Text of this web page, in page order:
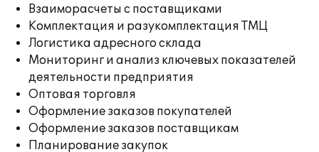
Взаиморасчеты с поставщиками
Комплектация и разукомплектация ТМЦ
Логистика адресного склада
Мониторинг и анализ ключевых показателей
деятельности предприятия
Оптовая торговля
Оформление заказов покупателей
Оформление заказов поставщикам
Планирование закупок